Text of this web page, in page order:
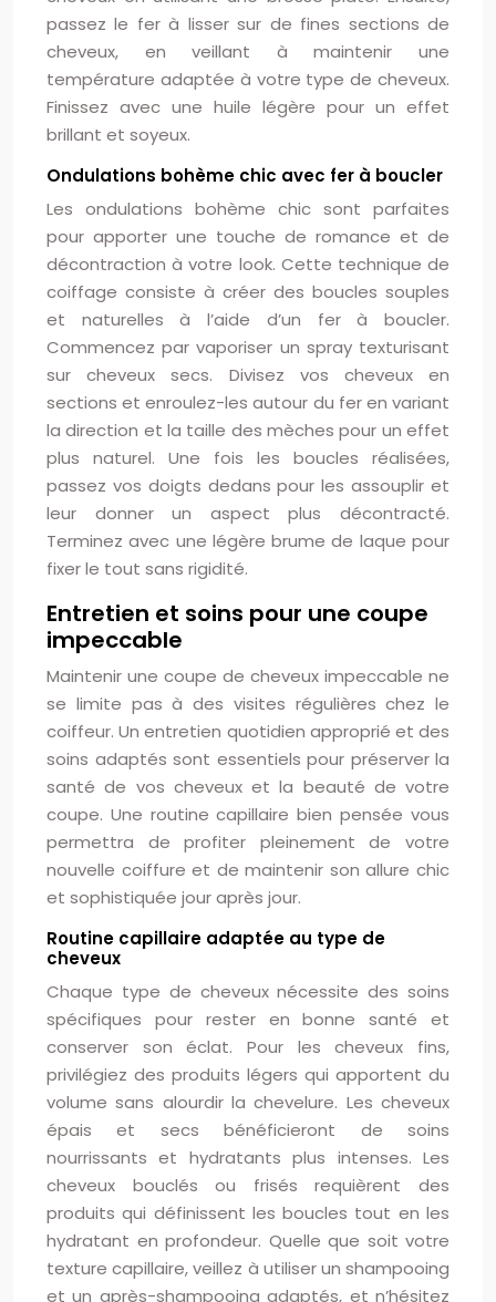
passez le fer à lisser sur de fines sections de
cheveux, en veillant à maintenir une
température adaptée à votre type de cheveux.
Finissez avec une huile légère pour un effet
brillant et soyeux.
Ondulations bohème chic avec fer à boucler
Les ondulations bohème chic sont parfaites
pour apporter une touche de romance et de
décontraction à votre look. Cette technique de
coiffage consiste à créer des boucles souples
et naturelles à l’aide d’un fer à boucler.
Commencez par vaporiser un spray texturisant
sur cheveux secs. Divisez vos cheveux en
sections et enroulez-les autour du fer en variant
la direction et la taille des mèches pour un effet
plus naturel. Une fois les boucles réalisées,
passez vos doigts dedans pour les assouplir et
leur donner un aspect plus décontracté.
Terminez avec une légère brume de laque pour
fixer le tout sans rigidité.
Entretien et soins pour une coupe
impeccable
Maintenir une coupe de cheveux impeccable ne
se limite pas à des visites régulières chez le
coiffeur. Un entretien quotidien approprié et des
soins adaptés sont essentiels pour préserver la
santé de vos cheveux et la beauté de votre
coupe. Une routine capillaire bien pensée vous
permettra de profiter pleinement de votre
nouvelle coiffure et de maintenir son allure chic
et sophistiquée jour après jour.
Routine capillaire adaptée au type de
cheveux
Chaque type de cheveux nécessite des soins
spécifiques pour rester en bonne santé et
conserver son éclat. Pour les cheveux fins,
privilégiez des produits légers qui apportent du
volume sans alourdir la chevelure. Les cheveux
épais et secs bénéficieront de soins
nourrissants et hydratants plus intenses. Les
cheveux bouclés ou frisés requièrent des
produits qui définissent les boucles tout en les
hydratant en profondeur. Quelle que soit votre
texture capillaire, veillez à utiliser un shampooing
et un après-shampooing adaptés, et n’hésitez